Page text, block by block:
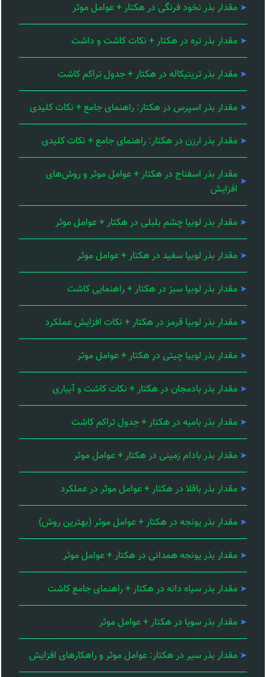
مقدار بذر نخود فرنگی در هکتار + عوامل موثر
مقدار بذر تره در هکتار + نکات کاشت و داشت
مقدار بذر تریتیکاله در هکتار + جدول تراکم کاشت
مقدار بذر اسپرس در هکتار: راهنمای جامع + نکات کلیدی
مقدار بذر ارزن در هکتار: راهنمای جامع + نکات کلیدی
مقدار بذر اسفناج در هکتار + عوامل موثر و روش‌های
افزایش
مقدار بذر لوبیا چشم بلبلی در هکتار + عوامل موثر
مقدار بذر لوبیا سفید در هکتار + عوامل موثر
مقدار بذر لوبیا سبز در هکتار + راهنمایی کاشت
مقدار بذر لوبیا قرمز در هکتار + نکات افزایش عملکرد
مقدار بذر لوبیا چیتی در هکتار + عوامل موثر
مقدار بذر بادمجان در هکتار + نکات کاشت و آبیاری
مقدار بذر بامیه در هکتار + جدول تراکم کاشت
مقدار بذر بادام زمینی در هکتار + عوامل موثر
مقدار بذر باقلا در هکتار + عوامل موثر در عملکرد
مقدار بذر یونجه در هکتار + عوامل موثر (بهترین روش)
مقدار بذر یونجه همدانی در هکتار + عوامل موثر
مقدار بذر سیاه دانه در هکتار + راهنمای جامع کاشت
مقدار بذر سویا در هکتار + عوامل موثر
مقدار بذر سیر در هکتار: عوامل موثر و راهکارهای افزایش